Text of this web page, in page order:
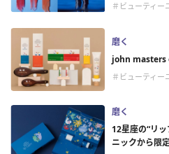
＃ビューティー
磨く
john masters
＃ビューティー
磨く
12星座の“リ
ニックから限